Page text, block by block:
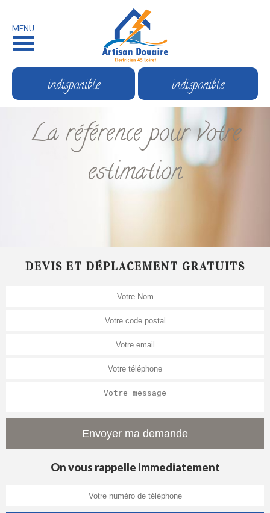
MENU
indisponible indisponible
La référence pour votre
estimation
DEVIS ET DÉPLACEMENT GRATUITS
On vous rappelle immediatement